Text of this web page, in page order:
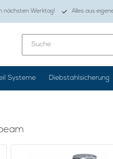
nächsten Werktag! Alles aus
Systeme Diebstahlsicherung